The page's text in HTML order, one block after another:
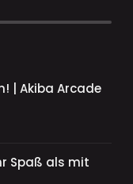
| Akiba Arcade
Spaß als mit